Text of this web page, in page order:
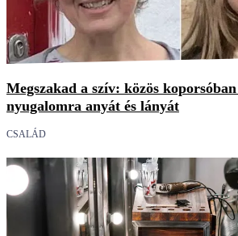
Megszakad a szív: közös
nyugalomra anyát és lányát
CSALÁD